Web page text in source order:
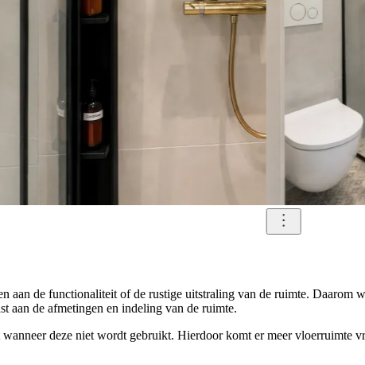
aan de functionaliteit of de rustige uitstraling van de ruimte. Daarom
aan de afmetingen en indeling van de ruimte.
deze niet wordt gebruikt. Hierdoor komt er meer vloerruimte